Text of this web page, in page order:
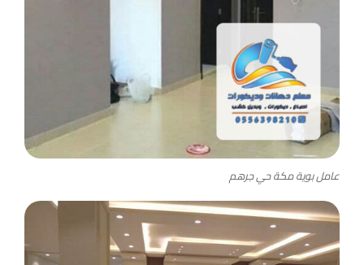
عامل بوية مكة حي جرهم